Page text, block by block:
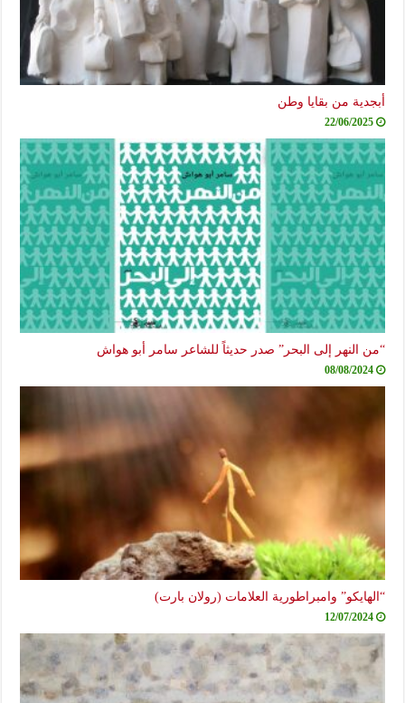
أبجدية من بقايا وطن
22/06/2025
“من النهر إلى البحر” صدر حديثاً للشاعر سامر أبو هواش
08/08/2024
“الهايكو” وامبراطورية العلامات (رولان بارت)
12/07/2024